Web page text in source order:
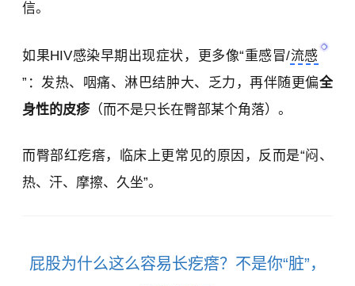
信。
如果HIV感染早期出现症状，更多像“重感冒/流感
”：发热、咽痛、淋巴结肿大、乏力，再伴随更偏全
身性的皮疹（而不是只长在臀部某个角落）。
而臀部红疙瘩，临床上更常见的原因，反而是“闷、
热、汗、摩擦、久坐”。
屁股为什么这么容易长疙瘩？不是你“脏”，